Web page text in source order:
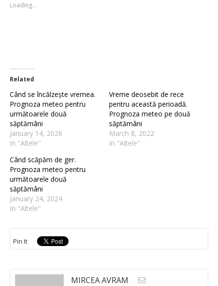
window)
Loading...
Related
Când se încălzește vremea.
Prognoza meteo pentru
următoarele două
săptămâni
January 14, 2026
In "Altele"
Vreme deosebit de rece
pentru această perioadă.
Prognoza meteo pe două
săptămâni
March 8, 2022
In "Altele"
Când scăpăm de ger.
Prognoza meteo pentru
următoarele două
săptămâni
January 24, 2024
In "Altele"
Pin It
MIRCEA AVRAM